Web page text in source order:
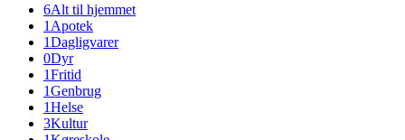
6Alt til hjemmet
1 Apotek
1Dagligvarer
0Dyr
1Fritid
1Genbrug
1Helse
3Kultur